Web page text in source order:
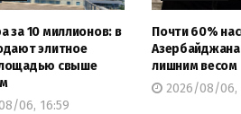
за 10 миллионов: в
элитное
свыше
06, 16:59
Почти 60%
Азербайджана
лишним весом
2026/08/06,